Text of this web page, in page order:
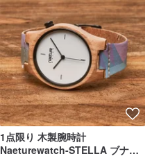
1点限り 木製腕時計
Naeturewatch-STELLA ブナの